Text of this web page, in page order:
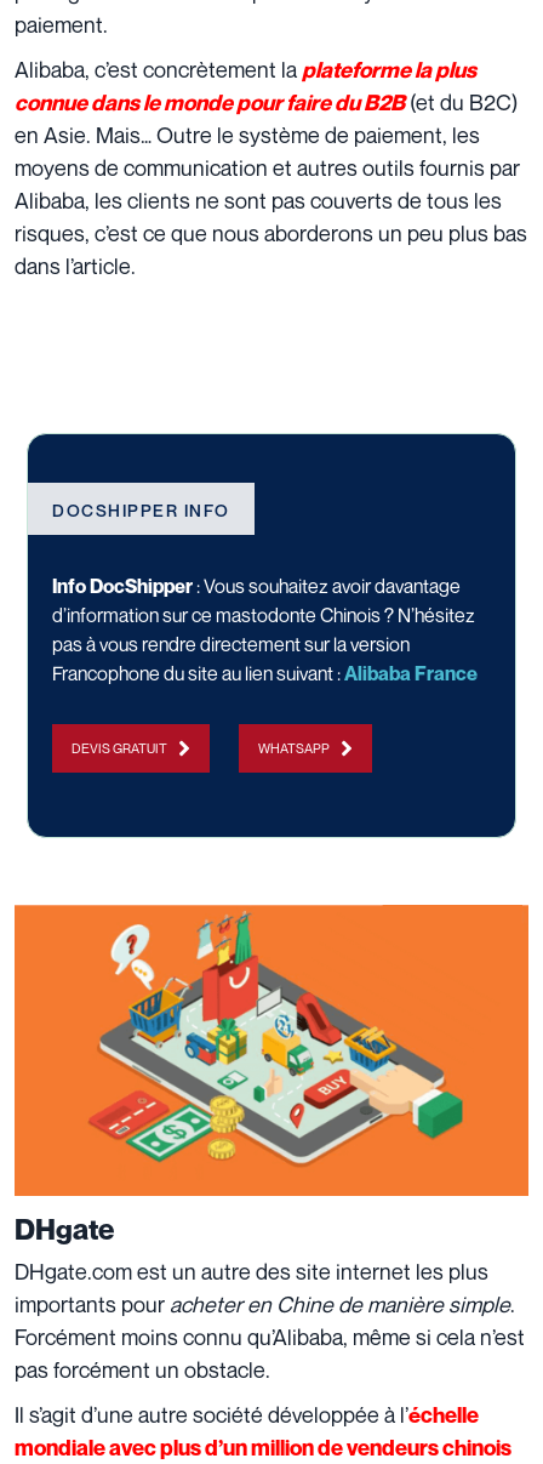
paiement.
Alibaba, c’est concrètement la plateforme la plus
connue dans le monde pour faire du B2B (et du B2C)
en Asie. Mais… Outre le système de paiement, les
moyens de communication et autres outils fournis par
Alibaba, les clients ne sont pas couverts de tous les
risques, c’est ce que nous aborderons un peu plus bas
dans l’article.
DOCSHIPPER INFO
Info DocShipper: Vous souhaitez avoir davantage
d’information sur ce mastodonte Chinois ? N’hésitez
pas à vous rendre directement sur la version
Francophone du site au lien suivant :Alibaba France
DEVIS GRATUIT WHATSAPP
DHgate
DHgate.com est un autre des site internet les plus
importants pour acheter en Chine de manière simple.
Forcément moins connu qu’Alibaba, même si cela n’est
pas forcément un obstacle.
Il s’agit d’une autre société développée à l’échelle
mondiale avec plus d’un million de vendeurs chinois